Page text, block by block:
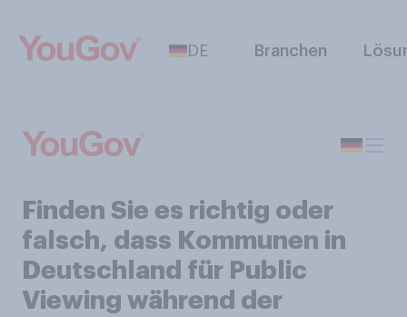
DE Branchen
Finden Sie es richtig oder
falsch, dass Kommunen in
Deutschland für Public
Viewing während der